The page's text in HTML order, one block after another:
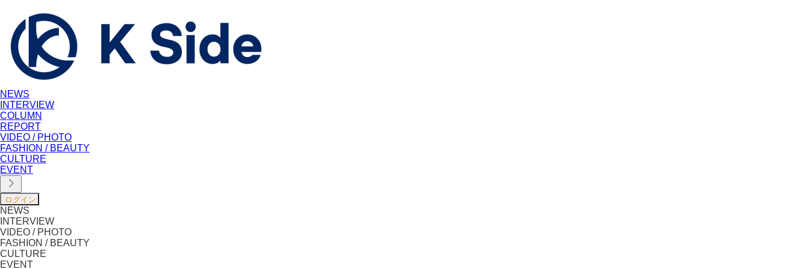
NEWS
INTERVIEW
COLUMN
REPORT
VIDEO / PHOTO
FASHION / BEAUTY
CULTURE
EVENT
NEWS
INTERVIEW
VIDEO / PHOTO
FASHION / BEAUTY
CULTURE
EVENT